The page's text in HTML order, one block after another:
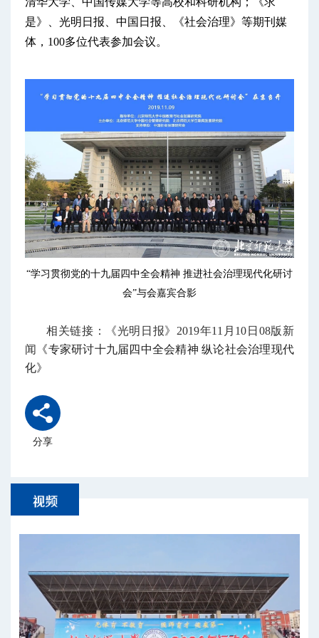
是》、光明日报、中国日报、《社会治理》等期刊媒
体，100多位代表参加会议。
“学习贯彻党的十九届四中全会精神 推进社会治理现代化研讨
会”与会嘉宾合影
相关链接：《光明日报》2019年11月10日08版新
闻
《专家研讨十九届四中全会精神 纵论社会治理现代
化》
分享